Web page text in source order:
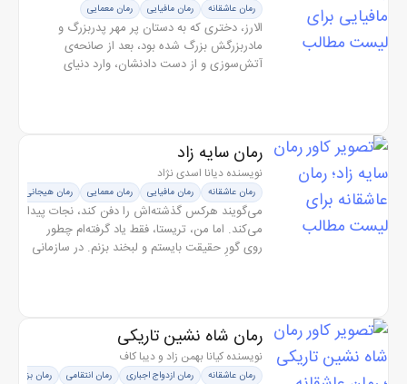
رمان عاشقانه رمان مافیایی رمان معمایی
الارز، دختری که به دستان پر مهر پدربزرگ و
مادربزرگش بزرگ شده بود، بعد از صانحه‌ی
آتش‌سوزی و از دست دادنشان، وارد دنیای
رمان سایه زاد
نویسنده دیانا اسدی نژاد
رمان عاشقانه رمان مافیایی رمان معمایی رمان هیجانی
می‌گویند هرکس گذشته‌اش را دفن کند، نجات پیدا
می‌کند. اما من، تریستا، فقط یاد گرفته‌ام چطور
روی گورِ حقیقت بایستم و لبخند بزنم. در سازمانی
رمان شاه نشین تاریکی
نویسنده کیانا بهمن زاد و دیبا کاف
رمان عاشقانه رمان ازدواج اجباری رمان انتقامی رمان بزرگسال